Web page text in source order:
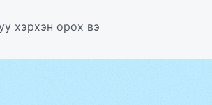
хэрхэн орох вэ